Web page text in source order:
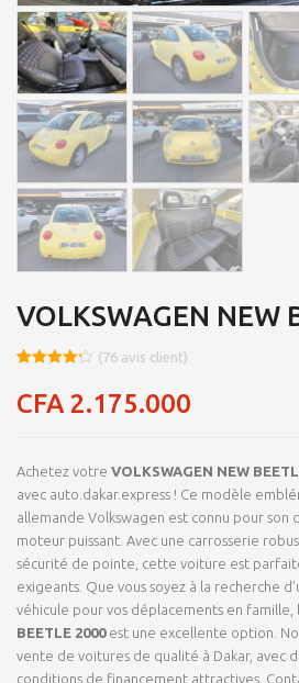
VOLKSWAGEN NEW
sur 5
basé
notations
(76 avis client)
CFA 2.175.000
Achetez votre VOLKSWAGEN NEW
avec auto.dakar.express ! Ce modèle
allemande Volkswagen est connu pour son
moteur puissant. Avec une carrosserie
sécurité de pointe, cette voiture est
exigeants. Que vous soyez à la recherche
véhicule pour vos déplacements en famille,
BEETLE 2000est une excellente option.
vente de voitures de qualité à Dakar, avec
conditions de financement attractives.